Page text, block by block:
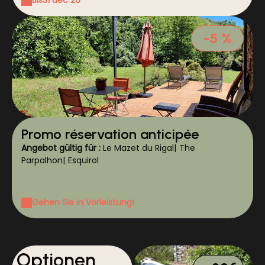
-5 %
Promo réservation anticipée
Angebot gültig für : Le Mazet du Rigal| The
Parpalhon| Esquirol
Gehen Sie in Vorleistung!
Optionen